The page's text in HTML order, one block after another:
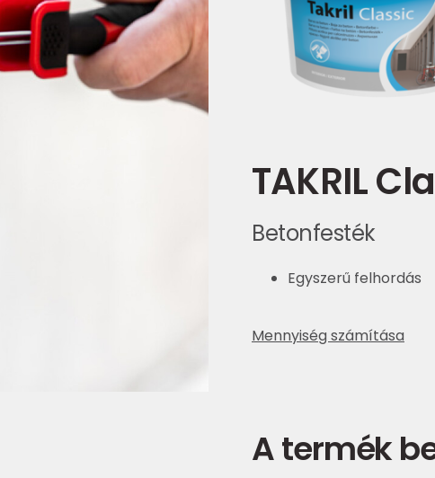
TAKRIL
Betonfesték
Egyszerű felhordás
Mennyiség számítása
A termék